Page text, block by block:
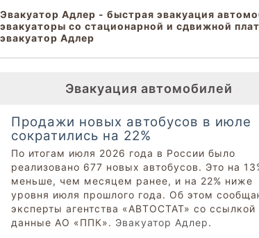
Эвакуатор Адлер - быстрая эвакуация
эвакуаторы со стационарной и сдвижной
эвакуатор Адлер
Эвакуация автомобилей
Продажи новых автобусов в июле
сократились на 22%
По итогам июля 2026 года в России было
реализовано 677 новых автобусов. Это на
меньше, чем месяцем ранее, и на 22% ниже
уровня июля прошлого года. Об этом
эксперты агентства «АВТОСТАТ» со ссылкой
данные АО «ППК». Эвакуатор Адлер.